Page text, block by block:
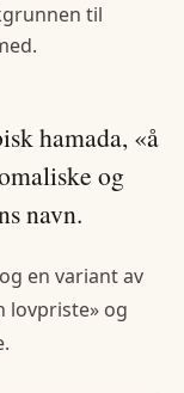
til
.
hamada, «å
og
navn.
en variant av
lovpriste» og